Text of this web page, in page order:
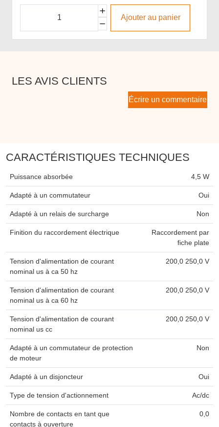
Ajouter au panier
LES AVIS CLIENTS
Écrire un commentaire
CARACTÉRISTIQUES TECHNIQUES
Puissance absorbée 4,5 W
Adapté à un commutateur Oui
Adapté à un relais de surcharge Non
Finition du raccordement électrique
Raccordement par
fiche plate
Tension d'alimentation de courant
nominal us à ca 50 hz
200,0 250,0 V
Tension d'alimentation de courant
nominal us à ca 60 hz
200,0 250,0 V
Tension d'alimentation de courant
nominal us cc
200,0 250,0 V
Adapté à un commutateur de protection
de moteur
Non
Adapté à un disjoncteur Oui
Type de tension d'actionnement Ac/dc
Nombre de contacts en tant que
contacts à ouverture
0,0